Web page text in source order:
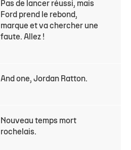
Pas de lancer réussi, mais
Ford prend le rebond,
marque et va chercher une
faute. Allez !
And one, Jordan Ratton.
Nouveau temps mort
rochelais.